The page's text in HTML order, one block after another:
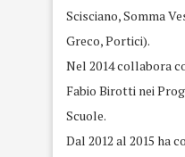
Scisciano, Somma
Greco, Portici).
Nel 2014 collabora
Fabio Birotti nei
Scuole.
Dal 2012 al 2015 ha